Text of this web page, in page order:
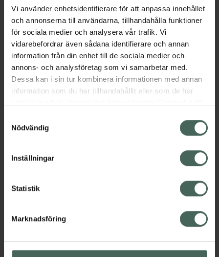
Vi använder enhetsidentifierare för att anpassa innehållet
och annonserna till användarna, tillhandahålla funktioner
för sociala medier och analysera vår trafik. Vi
vidarebefordrar även sådana identifierare och annan
information från din enhet till de sociala medier och
annons- och analysföretag som vi samarbetar med.
Dessa kan i sin tur kombinera informationen med annan
information som du har tillhandahållit eller som de har
återkalla ditt samtycke via webbplatsens
cookieinställningar. Ett återkallat samtycke påverkar inte
lagligheten av behandling som skett innan återkallelsen.
Nödvändig
Inställningar
Statistik
Marknadsföring
motverkar hudens naturliga ålderstecken,
reducerar fina linjer, lyfter och stramar upp
huden. Produkten är vegansk och tillverkas i
Sverige.
Jämförpris 16,63 kr/ml
EAN:
05021807453955
Kategorier:
AnsiktsserumAnsiktsvårdHudvård
Upptäck flera produkter inom
Ansiktsserum
Ansiktsvård